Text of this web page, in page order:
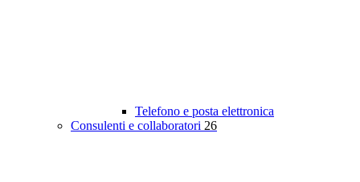
Telefono e posta elettronica
Consulenti e collaboratori 26